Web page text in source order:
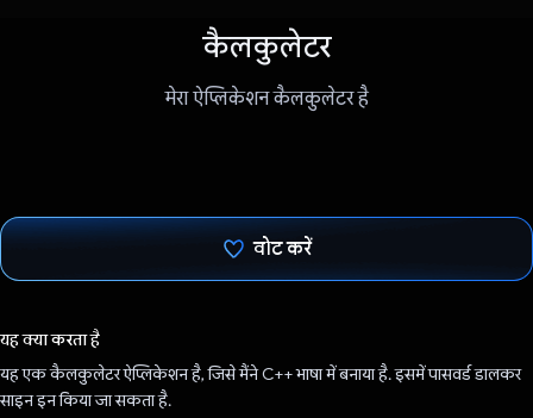
कैलकुलेटर
मेरा ऐप्लिकेशन कैलकुलेटर है
वोट करें
यह क्या करता है
यह एक कैलकुलेटर ऐप्लिकेशन है, जिसे मैंने C++ भाषा में बनाया है. इसमें पासवर्ड डालकर
साइन इन किया जा सकता है.